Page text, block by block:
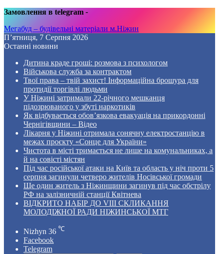
Замовлення в telegram -
Мегабуд – будівельні матеріали м.Ніжин
П’ятниця, 7 Серпня 2026
Останні новини
Дитина краде гроші: розмова з психологом
Військова служба за контрактом
Твої права – твій захист! Інформаційна брошура для
протидії торгівлі людьми
У Ніжині затримали 22-річного мешканця
підозрюваного у збуті наркотиків
Як відбувається обов’язкова евакуація на прикордонні
Чернігівщини – Відео
Лікарня у Ніжині отримала сонячну електростанцію в
межах проєкту «Сонце для України»
Чистота в місті тримається не лише на комунальниках, а
й на совісті містян
Під час російської атаки на Київ та область у ніч проти 5
серпня загинули четверо жителів Носівської громади
Ще один житель з Ніжинщини загинув під час обстрілу
РФ на залізничній станції Квітнева
ВІДКРИТО НАБІР ДО VIII СКЛИКАННЯ
МОЛОДІЖНОЇ РАДИ НІЖИНСЬКОЇ МТГ
Nizhyn 36 ℃
Facebook
Telegram